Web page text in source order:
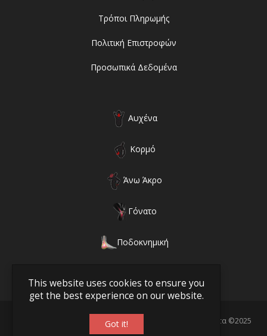
Τρόποι Πληρωμής
Πολιτική Επιστροφών
Προσωπικά Δεδομένα
Αυχένα
Κορμό
Άνω Άκρο
Γόνατο
Ποδοκνημική
Γραμμή Υγείας - Ορθοπεδικά Ανατομικά & Ιατρικά Προϊόντα ©2025
This website uses cookies to ensure you
get the best experience on our website.
Got it!